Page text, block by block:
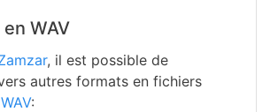
WAV
, il est possible de
autres formats en fichiers
: